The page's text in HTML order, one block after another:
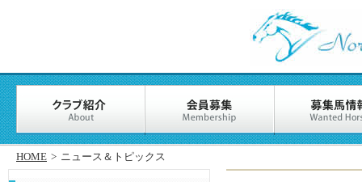
HOME > ニュース＆トピックス